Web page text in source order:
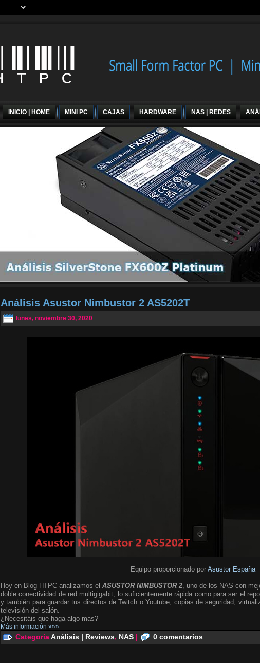
INICIO | HOME MINI PC CAJAS HARDWARE NAS | REDES
Análisis Asustor Nimbustor 2 AS5202T
lunes, noviembre 30, 2020
Equipo proporcionado por Asustor España
Hoy en Blog HTPC analizamos el ASUSTOR NIMBUSTOR 2 , uno de los NAS con
doble conectividad de red multigigabit, lo suficientemente rápida como para ser el
y también para guardar tus directos de Twitch o Youtube, copias de seguridad,
televisión del salón.
¿Necesitáis que haga algo mas?
Más información »»»
CategoriaAnálisis | Reviews, NAS | 0 comentarios